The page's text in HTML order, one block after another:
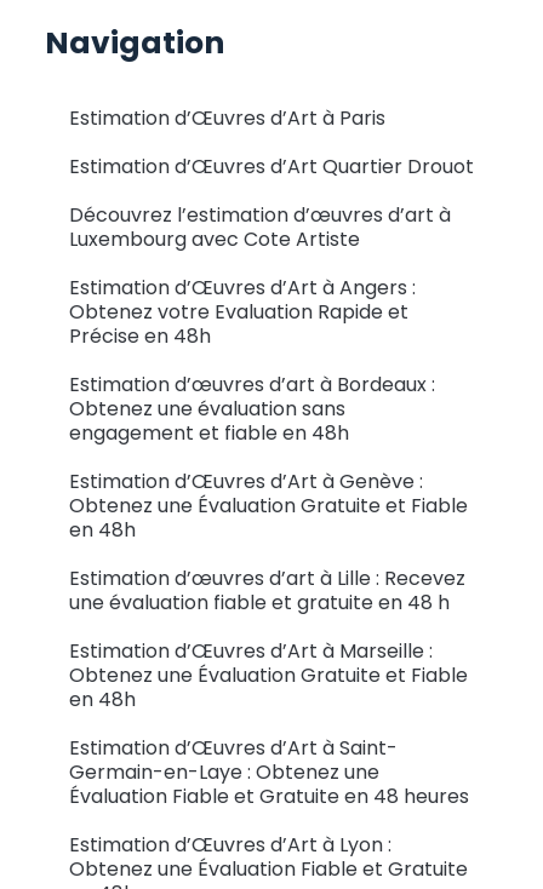
Navigation
Estimation d’Œuvres d’Art à Paris
Estimation d’Œuvres d’Art Quartier Drouot
Découvrez l’estimation d’œuvres d’art à
Luxembourg avec Cote Artiste
Estimation d’Œuvres d’Art à Angers :
Obtenez votre Evaluation Rapide et
Précise en 48h
Estimation d’œuvres d’art à Bordeaux :
Obtenez une évaluation sans
engagement et fiable en 48h
Estimation d’Œuvres d’Art à Genève :
Obtenez une Évaluation Gratuite et Fiable
en 48h
Estimation d’œuvres d’art à Lille : Recevez
une évaluation fiable et gratuite en 48 h
Estimation d’Œuvres d’Art à Marseille :
Obtenez une Évaluation Gratuite et Fiable
en 48h
Estimation d’Œuvres d’Art à Saint-
Germain-en-Laye : Obtenez une
Évaluation Fiable et Gratuite en 48 heures
Estimation d’Œuvres d’Art à Lyon :
Obtenez une Évaluation Fiable et Gratuite